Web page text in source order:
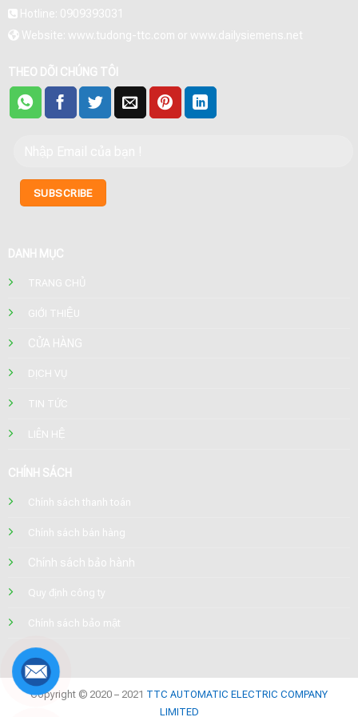
Hotline: 0909393031
Website: www.tudong-ttc.com or www.dailysiemens.net
THEO DÕI CHÚNG TÔI
DANH MỤC
TRANG CHỦ
GIỚI THIỆU
CỬA HÀNG
DỊCH VỤ
TIN TỨC
LIÊN HỆ
CHÍNH SÁCH
Chính sách thanh toán
Chính sách bán hàng
Chính sách bảo hành
Quy định công ty
Chính sách bảo mật
Copyright © 2020 – 2021 TTC AUTOMATIC ELECTRIC COMPANY
LIMITED